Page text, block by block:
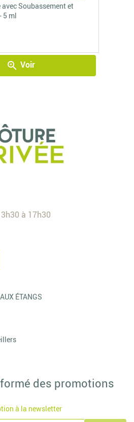
Soubassement et
5 ml
zoom_in Voir
à 17h30
ÉTANGS
des promotions
à la newsletter